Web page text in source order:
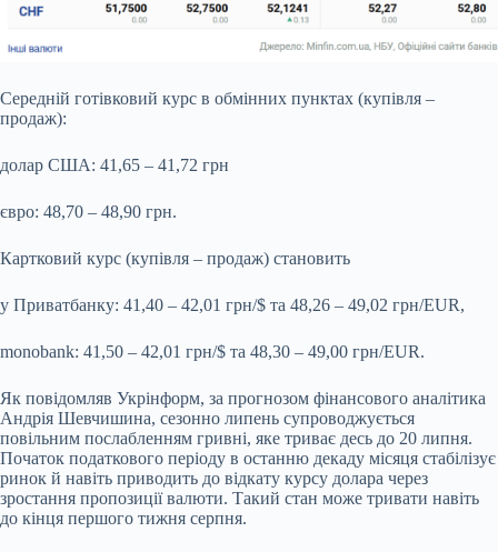
Середній готівковий курс в обмінних пунктах (купівля –
продаж):
долар США: 41,65 – 41,72 грн
євро: 48,70 – 48,90 грн.
Картковий курс (купівля – продаж) становить
у Приватбанку: 41,40 – 42,01 грн/$ та 48,26 – 49,02 грн/EUR,
monobank: 41,50 – 42,01 грн/$ та 48,30 – 49,00 грн/EUR.
Як повідомляв Укрінформ, за прогнозом фінансового аналітика
Андрія Шевчишина, сезонно липень супроводжується
повільним послабленням гривні, яке триває десь до 20 липня.
Початок податкового періоду в останню декаду місяця стабілізує
ринок й навіть приводить до відкату курсу долара через
зростання пропозиції валюти. Такий стан може тривати навіть
до кінця першого тижня серпня.